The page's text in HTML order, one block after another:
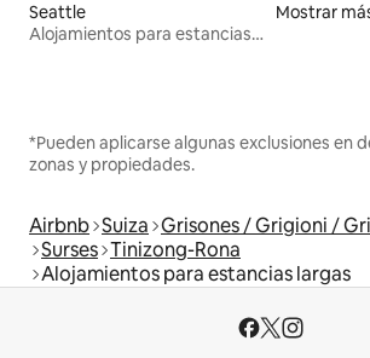
Seattle
Alojamientos para estancias largas
Mostrar
*Pueden aplicarse algunas exclusiones en
zonas y propiedades.
Airbnb Suiza Grisones / Grigioni /
Surses Tinizong-Rona
Alojamientos para estancias largas